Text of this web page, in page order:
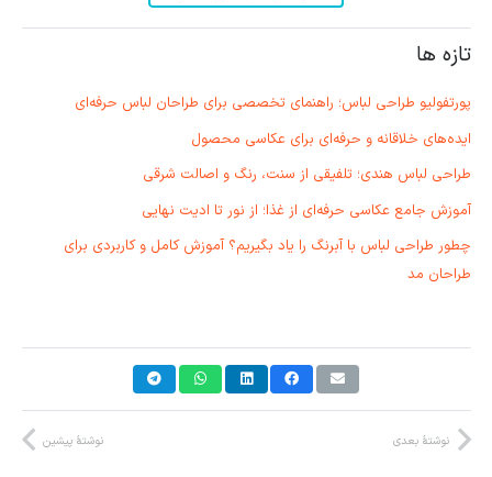
تازه ها
پورتفولیو طراحی لباس؛ راهنمای تخصصی برای طراحان لباس حرفه‌ای
ایده‌های خلاقانه و حرفه‌ای برای عکاسی محصول
طراحی لباس هندی؛ تلفیقی از سنت، رنگ و اصالت شرقی
آموزش جامع عکاسی حرفه‌ای از غذا؛ از نور تا ادیت نهایی
چطور طراحی لباس با آبرنگ را یاد بگیریم؟ آموزش کامل و کاربردی برای
طراحان مد
نوشتهٔ پیشین نوشتهٔ بعدی